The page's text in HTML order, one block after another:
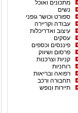
מתכונים ואוכל
נשים
ספורט וכושר גופני
עבודה וקריירה
עיצוב ואדריכלות
עסקים
פיננסים וכספים
פרסום ושיווק
קניות וצרכנות
רוחניות
רפואה ובריאות
תחבורה ורכב
תיירות ונופש